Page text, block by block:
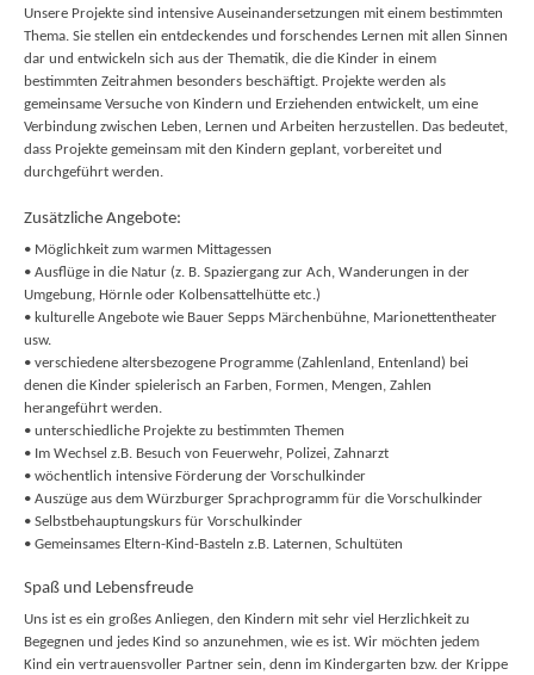
Unsere Projekte sind intensive Auseinandersetzungen mit einem bestimmten
Thema. Sie stellen ein entdeckendes und forschendes Lernen mit allen Sinnen
dar und entwickeln sich aus der Thematik, die die Kinder in einem
bestimmten Zeitrahmen besonders beschäftigt. Projekte werden als
gemeinsame Versuche von Kindern und Erziehenden entwickelt, um eine
Verbindung zwischen Leben, Lernen und Arbeiten herzustellen. Das bedeutet,
dass Projekte gemeinsam mit den Kindern geplant, vorbereitet und
durchgeführt werden.
Zusätzliche Angebote:
• Möglichkeit zum warmen Mittagessen
• Ausflüge in die Natur (z. B. Spaziergang zur Ach, Wanderungen in der
Umgebung, Hörnle oder Kolbensattelhütte etc.)
• kulturelle Angebote wie Bauer Sepps Märchenbühne, Marionettentheater
usw.
• verschiedene altersbezogene Programme (Zahlenland, Entenland) bei
denen die Kinder spielerisch an Farben, Formen, Mengen, Zahlen
herangeführt werden.
• unterschiedliche Projekte zu bestimmten Themen
• Im Wechsel z.B. Besuch von Feuerwehr, Polizei, Zahnarzt
• wöchentlich intensive Förderung der Vorschulkinder
• Auszüge aus dem Würzburger Sprachprogramm für die Vorschulkinder
• Selbstbehauptungskurs für Vorschulkinder
• Gemeinsames Eltern-Kind-Basteln z.B. Laternen, Schultüten
Spaß und Lebensfreude
Uns ist es ein großes Anliegen, den Kindern mit sehr viel Herzlichkeit zu
Begegnen und jedes Kind so anzunehmen, wie es ist. Wir möchten jedem
Kind ein vertrauensvoller Partner sein, denn im Kindergarten bzw. der Krippe